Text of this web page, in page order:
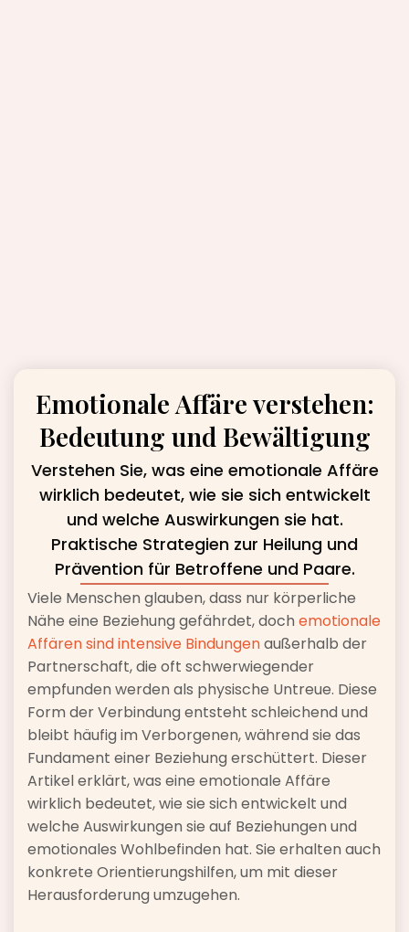
Emotionale Affäre verstehen:
Bedeutung und Bewältigung
Verstehen Sie, was eine emotionale Affäre
wirklich bedeutet, wie sie sich entwickelt
und welche Auswirkungen sie hat.
Praktische Strategien zur Heilung und
Prävention für Betroffene und Paare.
Viele Menschen glauben, dass nur körperliche
Nähe eine Beziehung gefährdet, doch emotionale
Affären sind intensive Bindungenaußerhalb der
Partnerschaft, die oft schwerwiegender
empfunden werden als physische Untreue. Diese
Form der Verbindung entsteht schleichend und
bleibt häufig im Verborgenen, während sie das
Fundament einer Beziehung erschüttert. Dieser
Artikel erklärt, was eine emotionale Affäre
wirklich bedeutet, wie sie sich entwickelt und
welche Auswirkungen sie auf Beziehungen und
emotionales Wohlbefinden hat. Sie erhalten auch
konkrete Orientierungshilfen, um mit dieser
Herausforderung umzugehen.